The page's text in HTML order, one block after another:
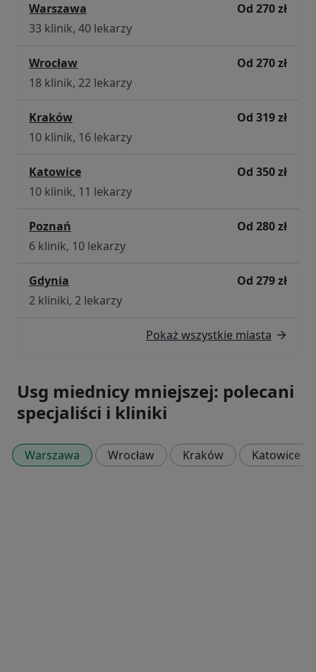
Warszawa
Od 270 zł
33 klinik, 40 lekarzy
Wrocław
Od 270 zł
18 klinik, 22 lekarzy
Kraków
Od 319 zł
10 klinik, 16 lekarzy
Katowice
Od 350 zł
10 klinik, 11 lekarzy
Poznań
Od 280 zł
6 klinik, 10 lekarzy
Gdynia
Od 279 zł
2 kliniki, 2 lekarzy
Pokaż wszystkie miasta
Usg miednicy mniejszej: polecani
specjaliści i kliniki
Warszawa Wrocław Kraków Katowice